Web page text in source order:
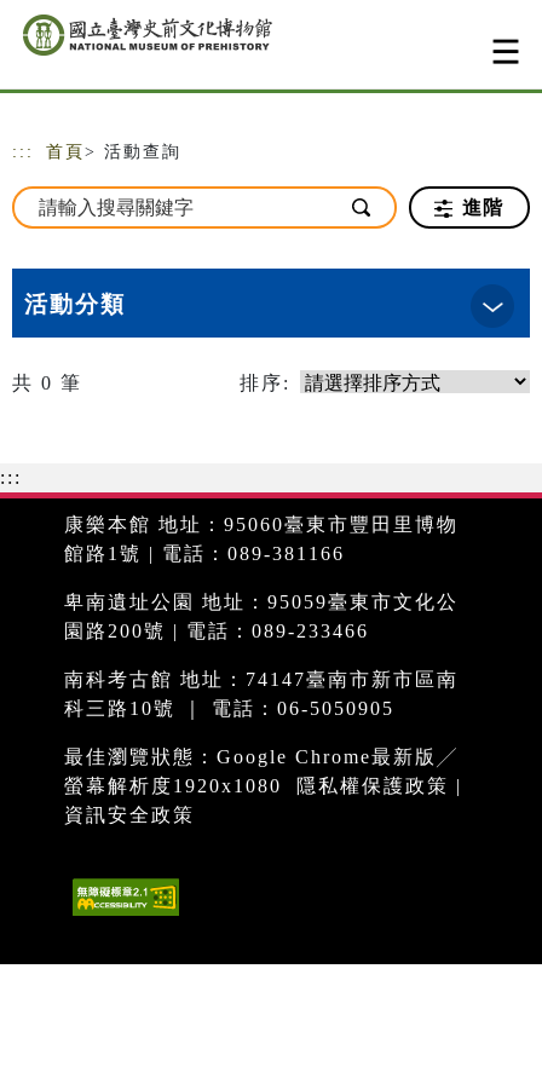
跳到主要內容
網站導覽
::: 首頁 > 活動查詢
進階
活動分類
共 0 筆 排序:
:::
康樂本館 地址：95060臺東市豐田里博物
館路1號 | 電話：089-381166
卑南遺址公園 地址：95059臺東市文化公
園路200號 | 電話：089-233466
南科考古館 地址：74147臺南市新市區南
科三路10號 ｜ 電話：06-5050905
最佳瀏覽狀態：Google Chrome最新版╱
螢幕解析度1920x1080
隱私權保護政策 |
資訊安全政策